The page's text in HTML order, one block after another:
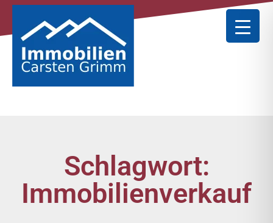
Schlagwort:
Immobilienverkauf